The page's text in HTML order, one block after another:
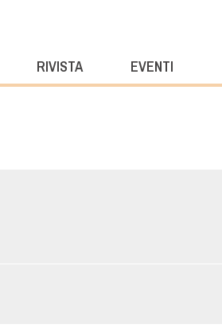
RIVISTA EVENTI